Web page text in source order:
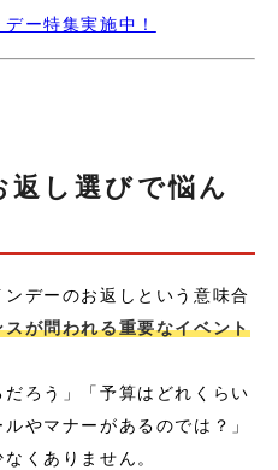
ー特集実施中！
し選びで悩ん
デーのお返しという意味合
が問われる重要なイベント
だろう」「予算はどれくらい
やマナーがあるのでは？」
くありません。